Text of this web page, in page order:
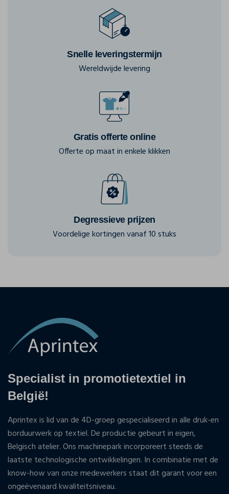
Snelle leveringstermijn
Wereldwijde levering
Gratis offerte online
Offerte op maat in enkele klikken
Degressieve prijzen
Voordelige kortingen vanaf 10 stuks
Specialist in promotietextiel in
België!
Aprintex is lid van de 4D-groep gespecialiseerd in alle druk-en
borduurwerk op textiel. De productie gebeurt in eigen,
Belgisch atelier. Ons machinepark incorporeert steeds de
laatste technologische ontwikkelingen. In combinatie met de
know-how van onze medewerkers staat dit garant voor een
ongeëvenaard kwaliteitsniveau.